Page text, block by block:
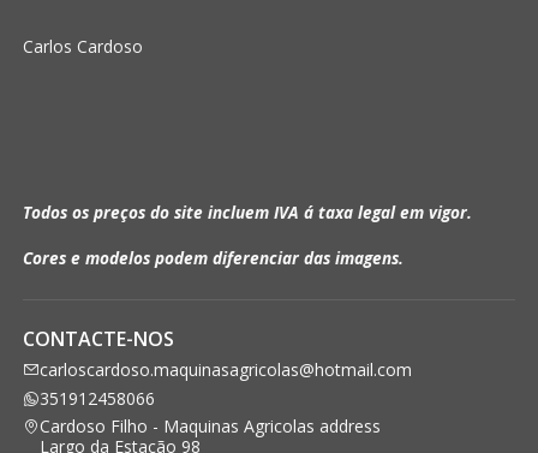
Carlos Cardoso
Todos os preços do site incluem IVA á taxa legal em vigor.
Cores e modelos podem diferenciar das imagens.
CONTACTE-NOS
carloscardoso.maquinasagricolas@hotmail.com
351912458066
Cardoso Filho - Maquinas Agricolas address
Largo da Estação 98